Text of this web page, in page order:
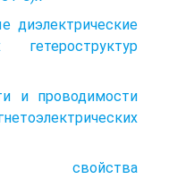
диэлектрические
и проводимости
свойства